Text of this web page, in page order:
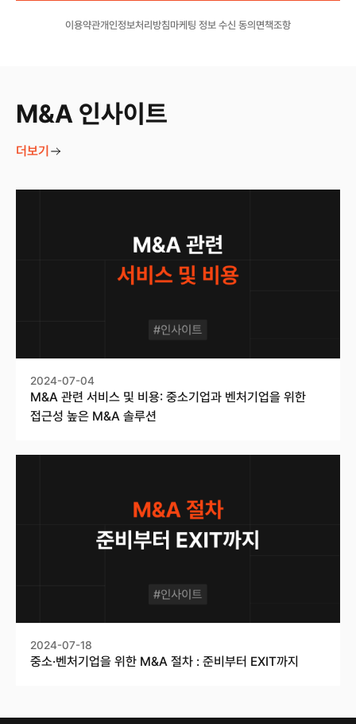
이용약관개인정보처리방침마케팅 정보 수신 동의 면책조항
M&A 인사이트
더보기
2024-07-04
M&A 관련 서비스 및 비용: 중소기업과 벤처기업을 위한
접근성 높은 M&A 솔루션
2024-07-18
중소·벤처기업을 위한 M&A 절차 : 준비부터 EXIT까지